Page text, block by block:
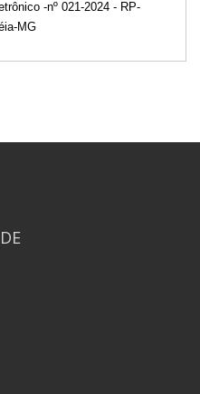
-nº 021-2024 - RP-
MG